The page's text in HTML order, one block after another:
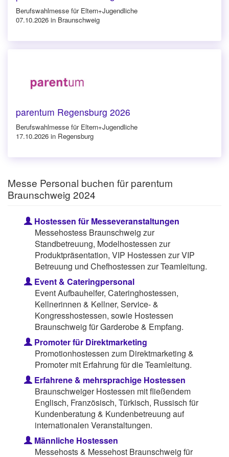
Berufswahlmesse für Eltern+Jugendliche
07.10.2026 in Braunschweig
parentum Regensburg 2026
Berufswahlmesse für Eltern+Jugendliche
17.10.2026 in Regensburg
Messe Personal buchen für parentum
Braunschweig 2024
Hostessen für Messeveranstaltungen
Messehostess Braunschweig zur
Standbetreuung, Modelhostessen zur
Produktpräsentation, VIP Hostessen zur VIP
Betreuung und Chefhostessen zur Teamleitung.
Event & Cateringpersonal
Event Aufbauhelfer, Cateringhostessen,
Kellnerinnen & Kellner, Service- &
Kongresshostessen, sowie Hostessen
Braunschweig für Garderobe & Empfang.
Promoter für Direktmarketing
Promotionhostessen zum Direktmarketing &
Promoter mit Erfahrung für die Teamleitung.
Erfahrene & mehrsprachige Hostessen
Braunschweiger Hostessen mit fließendem
Englisch, Französisch, Türkisch, Russisch für
Kundenberatung & Kundenbetreuung auf
internationalen Veranstaltungen.
Männliche Hostessen
Messehosts & Messehost Braunschweig für